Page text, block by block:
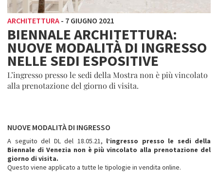
ARCHITETTURA - 7 GIUGNO 2021
BIENNALE ARCHITETTURA:
NUOVE MODALITÀ DI INGRESSO
NELLE SEDI ESPOSITIVE
L’ingresso presso le sedi della Mostra non è più vincolato
alla prenotazione del giorno di visita.
NUOVE MODALITÀ DI INGRESSO
A seguito del DL del 18.05.21, l’ingresso presso le sedi della
Biennale di Venezia non è più vincolato alla prenotazione del
giorno di visita.
Questo viene applicato a tutte le tipologie in vendita online.